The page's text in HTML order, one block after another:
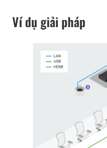
Ví dụ giải pháp